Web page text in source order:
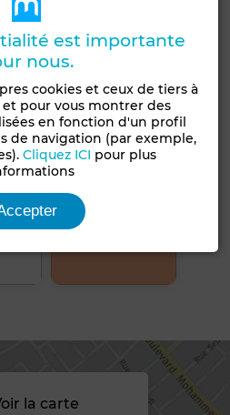
+2 PHOTOS
la carte
est importante
nous.
cookies et ceux de tiers à
pour vous montrer des
en fonction d'un profil
de navigation (par exemple,
Cliquez ICI pour plus